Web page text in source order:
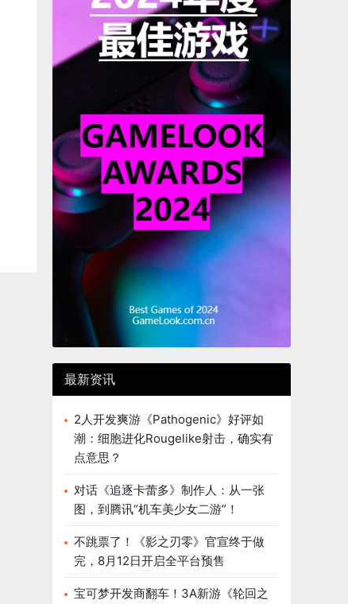
最新资讯
2人开发爽游《Pathogenic》好评如
潮：细胞进化Rougelike射击，确实有
点意思？
对话《追逐卡蕾多》制作人：从一张
图，到腾讯“机车美少女二游”！
不跳票了！《影之刃零》官宣终于做
完，8月12日开启全平台预售
宝可梦开发商翻车！3A新游《轮回之